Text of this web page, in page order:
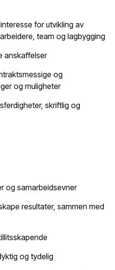
for utvikling av
team og lagbygging
anskaffelser
og
og muligheter
skriftlig og
og samarbeidsevner
resultater, sammen med
og tydelig